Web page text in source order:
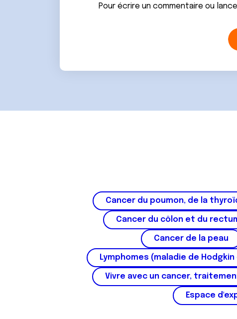
Pour écrire un commentaire ou
Cancer du poumon, de la
Cancer du côlon et du
Cancer de la peau
Lymphomes (maladie de
Vivre avec un cancer,
Espace